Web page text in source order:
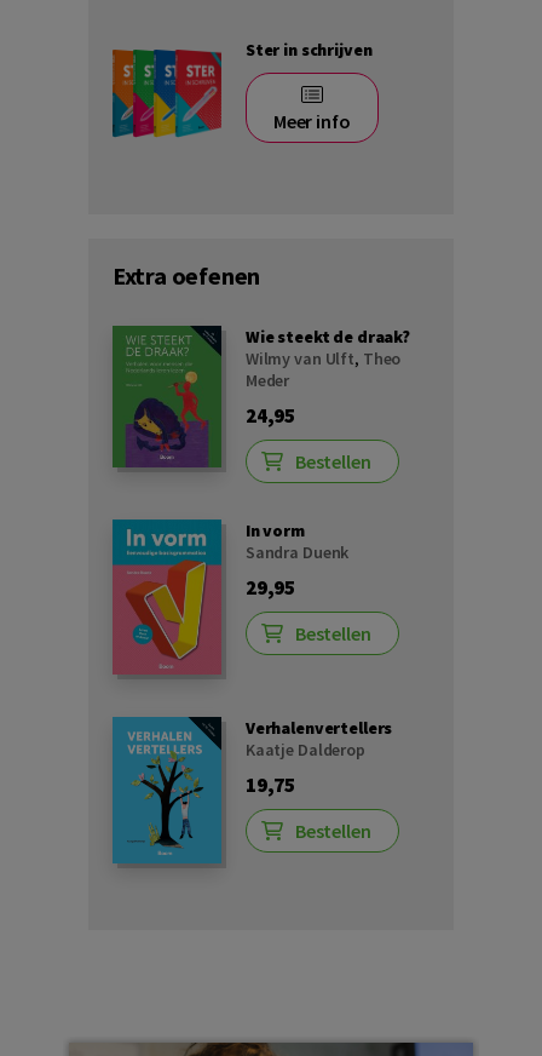
Ster in schrijven
Meer info
Extra oefenen
Wie steekt de draak?
Wilmy van Ulft, Theo
Meder
24,95
Bestellen
In vorm
Sandra Duenk
29,95
Bestellen
Verhalenvertellers
Kaatje Dalderop
19,75
Bestellen